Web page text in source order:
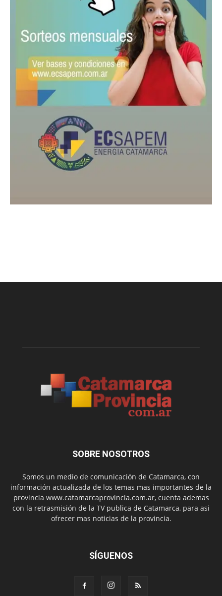
SOBRE NOSOTROS
Somos un medio de comunicación de Catamarca, con
información actualizada de los temas mas importantes de la
provincia www.catamarcaprovincia.com.ar, cuenta ademas
con la retrasmisión de la TV publica de Catamarca, para asi
ofrecer mas noticias de la provincia.
SÍGUENOS